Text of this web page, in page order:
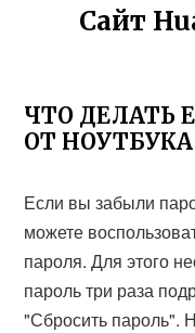
Сайт
ЧТО ДЕЛАТЬ
ОТ НОУТБУКА
Если вы забыли
можете
пароля. Для этого
пароль три раза
"Сбросить пароль".